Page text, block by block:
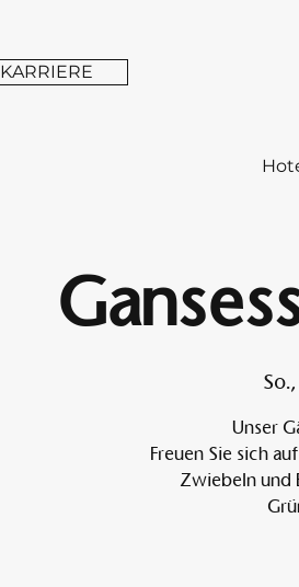
KARRIERE
Unser
Freuen Sie sich
Zwiebeln und